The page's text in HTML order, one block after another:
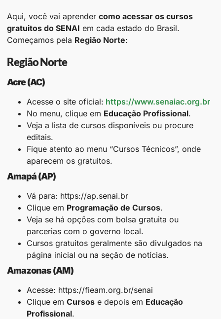
Aqui, você vai aprender como acessar os cursos
gratuitos do SENAI em cada estado do Brasil.
Começamos pela Região Norte:
Região Norte
Acre (AC)
Acesse o site oficial: https://www.senaiac.org.br
No menu, clique em Educação Profissional.
Veja a lista de cursos disponíveis ou procure
editais.
Fique atento ao menu “Cursos Técnicos”, onde
aparecem os gratuitos.
Amapá (AP)
Vá para: https://ap.senai.br
Clique em Programação de Cursos.
Veja se há opções com bolsa gratuita ou
parcerias com o governo local.
Cursos gratuitos geralmente são divulgados na
página inicial ou na seção de notícias.
Amazonas (AM)
Acesse: https://fieam.org.br/senai
Clique em Cursos e depois em Educação
Profissional.